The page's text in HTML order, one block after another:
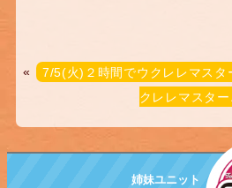
« 7/5(火)２時間でウクレレマスタ
クレレマスター
姉妹ユニット